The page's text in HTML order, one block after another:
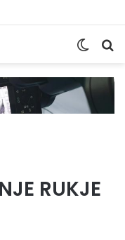
Switch
RUKJE